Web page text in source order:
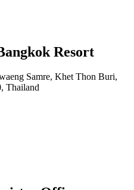
Resort
Samre, Khet Thon Buri,
Thailand